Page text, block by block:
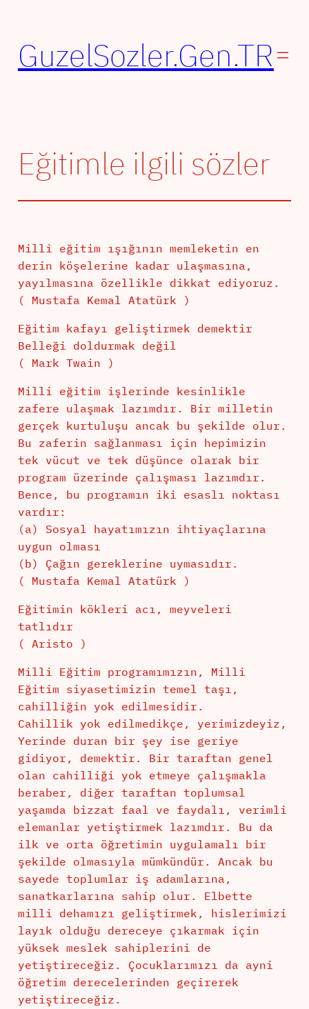
GuzelSozler.Gen.TR
Eğitimle ilgili sözler
Milli eğitim ışığının memleketin en
derin köşelerine kadar ulaşmasına,
yayılmasına özellikle dikkat ediyoruz.
( Mustafa Kemal Atatürk )
Eğitim kafayı geliştirmek demektir
Belleği doldurmak değil
( Mark Twain )
Milli eğitim işlerinde kesinlikle
zafere ulaşmak lazımdır. Bir milletin
gerçek kurtuluşu ancak bu şekilde olur.
Bu zaferin sağlanması için hepimizin
tek vücut ve tek düşünce olarak bir
program üzerinde çalışması lazımdır.
Bence, bu programın iki esaslı noktası
vardır:
(a) Sosyal hayatımızın ihtiyaçlarına
uygun olması
(b) Çağın gereklerine uymasıdır.
( Mustafa Kemal Atatürk )
Eğitimin kökleri acı, meyveleri
tatlıdır
( Aristo )
Milli Eğitim programımızın, Milli
Eğitim siyasetimizin temel taşı,
cahilliğin yok edilmesidir.
Cahillik yok edilmedikçe, yerimizdeyiz,
Yerinde duran bir şey ise geriye
gidiyor, demektir. Bir taraftan genel
olan cahilliği yok etmeye çalışmakla
beraber, diğer taraftan toplumsal
yaşamda bizzat faal ve faydalı, verimli
elemanlar yetiştirmek lazımdır. Bu da
ilk ve orta öğretimin uygulamalı bir
şekilde olmasıyla mümkündür. Ancak bu
sayede toplumlar iş adamlarına,
sanatkarlarına sahip olur. Elbette
milli dehamızı geliştirmek, hislerimizi
layık olduğu dereceye çıkarmak için
yüksek meslek sahiplerini de
yetiştireceğiz. Çocuklarımızı da ayni
öğretim derecelerinden geçirerek
yetiştireceğiz.